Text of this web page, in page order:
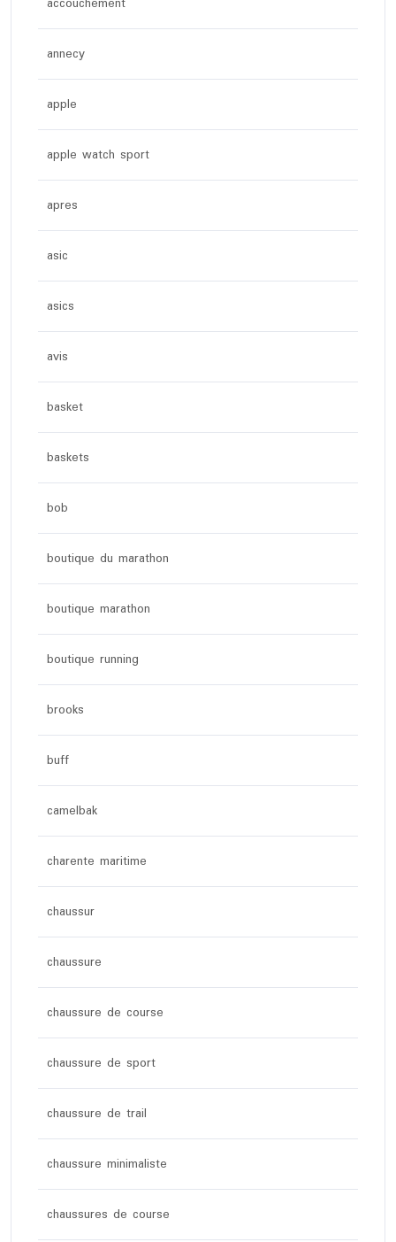
annecy
apple
apple watch sport
apres
asic
asics
avis
basket
baskets
bob
boutique du marathon
boutique marathon
boutique running
brooks
buff
camelbak
charente maritime
chaussur
chaussure
chaussure de course
chaussure de sport
chaussure de trail
chaussure minimaliste
chaussures de course